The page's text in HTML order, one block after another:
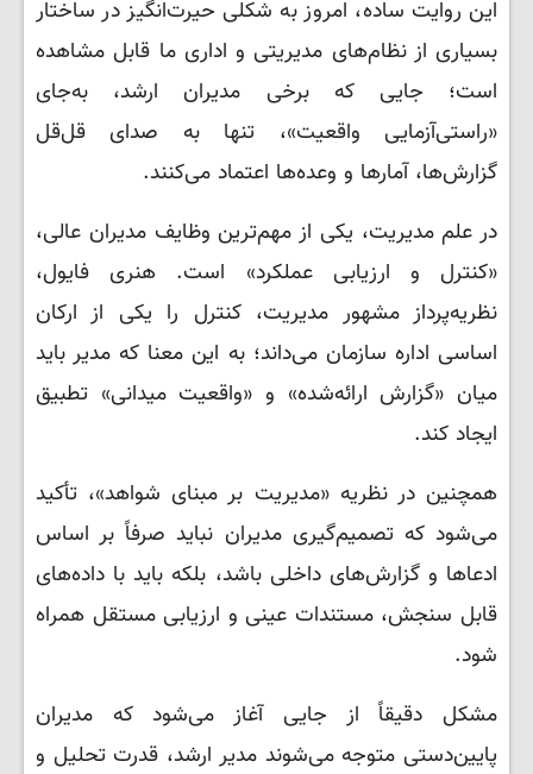
این روایت ساده، امروز به شکلی حیرت‌انگیز در ساختار
بسیاری از نظام‌های مدیریتی و اداری ما قابل مشاهده
است؛ جایی که برخی مدیران ارشد، به‌جای
«راستی‌آزمایی واقعیت»، تنها به صدای قل‌قل
گزارش‌ها، آمارها و وعده‌ها اعتماد می‌کنند.
در علم مدیریت، یکی از مهم‌ترین وظایف مدیران عالی،
«کنترل و ارزیابی عملکرد» است. هنری فایول،
نظریه‌پرداز مشهور مدیریت، کنترل را یکی از ارکان
اساسی اداره سازمان می‌داند؛ به این معنا که مدیر باید
میان «گزارش ارائه‌شده» و «واقعیت میدانی» تطبیق
ایجاد کند.
همچنین در نظریه «مدیریت بر مبنای شواهد»، تأکید
می‌شود که تصمیم‌گیری مدیران نباید صرفاً بر اساس
ادعاها و گزارش‌های داخلی باشد، بلکه باید با داده‌های
قابل سنجش، مستندات عینی و ارزیابی مستقل همراه
شود.
مشکل دقیقاً از جایی آغاز می‌شود که مدیران
پایین‌دستی متوجه می‌شوند مدیر ارشد، قدرت تحلیل و